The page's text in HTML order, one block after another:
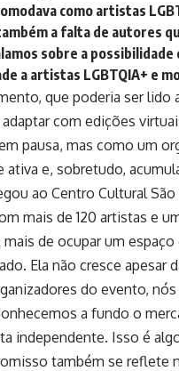
como artistas
a falta de autores
sobre a possibilidade
a artistas LGBTQIA+ e
que poderia ser lido
com edições
pausa, mas como um
ativa e, sobretudo,
ao Centro Cultural
mais de 120 artistas e
mais de ocupar um
Ela não cresce apesar
do evento,
a fundo o
independente. Isso é
também se reflete